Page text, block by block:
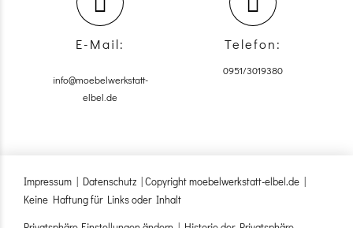
E-Mail:
info@moebelwerkstatt-
elbel.de
Telefon:
0951/3019380
Impressum | Datenschutz | Copyright moebelwerkstatt-elbel.de |
Keine Haftung für Links oder Inhalt